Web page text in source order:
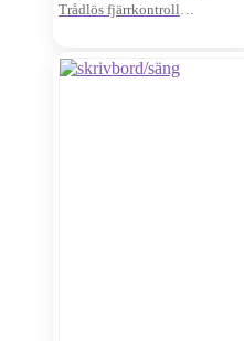
Trådlös fjärrkontroll